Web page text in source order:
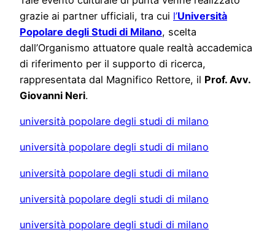
grazie ai partner ufficiali, tra cui l’Università
Popolare degli Studi di Milano, scelta
dall’Organismo attuatore quale realtà accademica
di riferimento per il supporto di ricerca,
rappresentata dal Magnifico Rettore, il Prof. Avv.
Giovanni Neri.
università popolare degli studi di milano
università popolare degli studi di milano
università popolare degli studi di milano
università popolare degli studi di milano
università popolare degli studi di milano